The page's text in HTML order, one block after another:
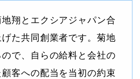
翔とエクシアジャパン合
た共同創業者です。菊地
で、自らの給料と会社の
客への配当を当初の約束